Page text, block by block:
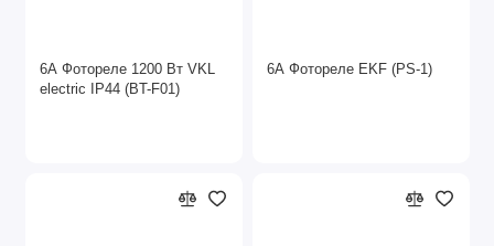
6А Фотореле 1200 Вт VKL
electric IP44 (BT-F01)
6А Фотореле EKF (PS-1)